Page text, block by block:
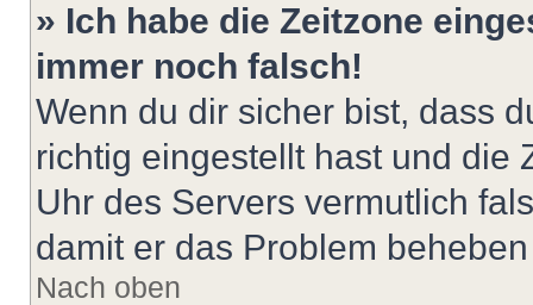
» Ich habe die Zeitzone
immer noch falsch!
Wenn du dir sicher bist, dass
richtig eingestellt hast und die
Uhr des Servers vermutlich
damit er das Problem
Nach oben